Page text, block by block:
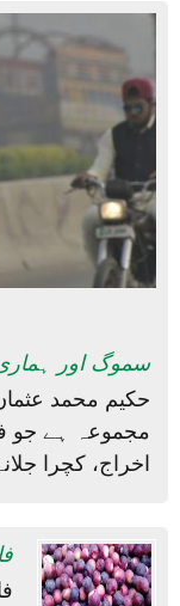
سموگ اور
حکیم محمد
مجموعہ ہے جو
اخراج، کچرا